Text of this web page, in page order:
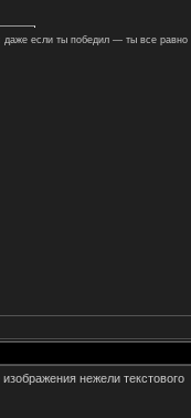
даже если ты победил — ты все равно
нежели текстового